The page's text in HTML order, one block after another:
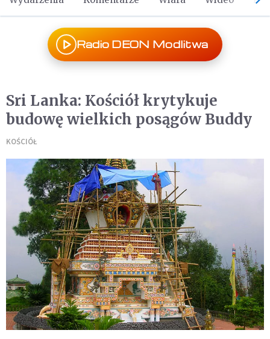
Radio DEON Modlitwa
Sri Lanka: Kościół krytykuje
budowę wielkich posągów Buddy
KOŚCIÓŁ